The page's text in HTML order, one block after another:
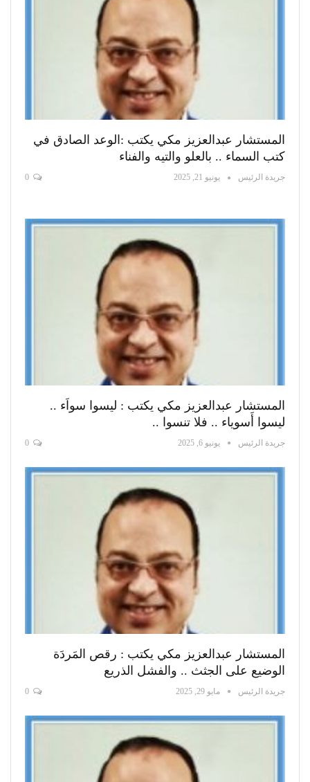
المستشار عبدالعزيز مكي يكتب :الوعد الصادق في
كتب السماء .. بالعلو والتيه والفناء
جريدة الرئيس يونيو 21, 2025
المستشار عبدالعزيز مكي يكتب : ليسوا سواَء ..
ليسوا أَسوياء .. فلا تنسوا ..
جريدة الرئيس يونيو 6, 2025
المستشار عبدالعزيز مكي يكتب : رقص المَردَة
الوضيع على الجثث .. والفشل الذريع
جريدة الرئيس مايو 29, 2025